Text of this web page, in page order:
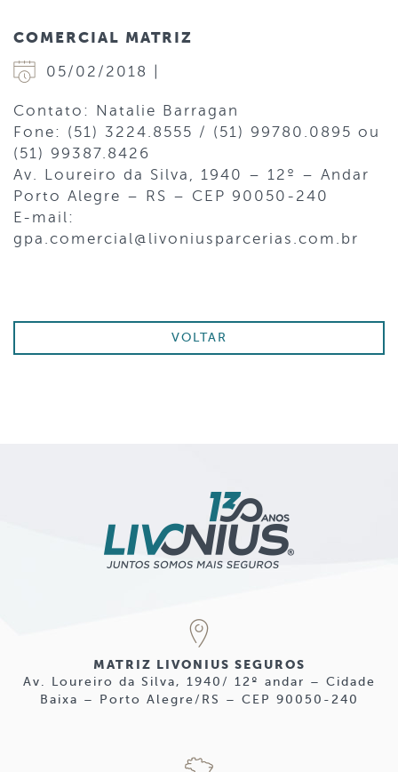
COMERCIAL MATRIZ
05/02/2018 |
Contato: Natalie Barragan
Fone: (51) 3224.8555 / (51) 99780.0895 ou
(51) 99387.8426
Av. Loureiro da Silva, 1940 – 12º – Andar
Porto Alegre – RS – CEP 90050-240
E-mail:
gpa.comercial@livoniusparcerias.com.br
VOLTAR
MATRIZ LIVONIUS SEGUROS
Av. Loureiro da Silva, 1940/ 12º andar – Cidade
Baixa – Porto Alegre/RS – CEP 90050-240